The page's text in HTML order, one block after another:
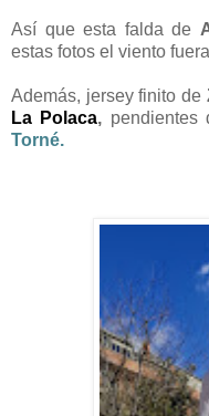
Así que esta falda de
estas fotos el viento
Además, jersey finito de
La Polaca, pendientes
Torné.